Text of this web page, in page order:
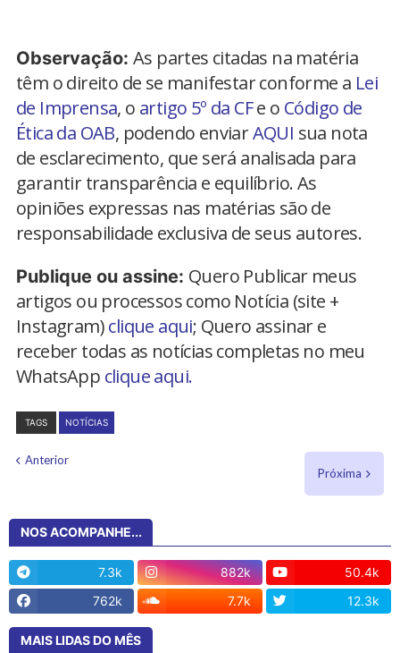
Observação: As partes citadas na matéria
têm o direito de se manifestar conforme a Lei
de Imprensa, o artigo 5º da CFe o Código de
Ética da OAB, podendo enviarAQUI sua nota
de esclarecimento, que será analisada para
garantir transparência e equilíbrio. As
opiniões expressas nas matérias são de
responsabilidade exclusiva de seus autores.
Publique ou assine: Quero Publicar meus
artigos ou processos como Notícia (site +
Instagram)clique aqui; Quero assinar e
receber todas as notícias completas no meu
WhatsApp clique aqui.
TAGS NOTÍCIAS
Anterior
Próxima
NOS ACOMPANHE...
7.3k 882k
50.4k
762k
7.7k 12.3k
MAIS LIDAS DO MÊS